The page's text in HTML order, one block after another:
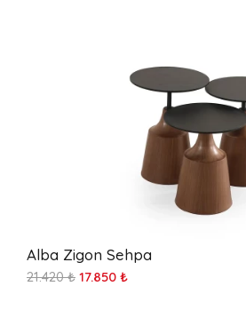
Alba Zigon Sehpa
21.420 ₺ 17.850 ₺